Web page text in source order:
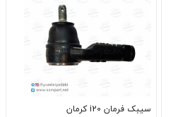
سیبک فرمان i20 کرمان